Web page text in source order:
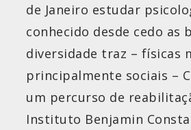
de Janeiro estudar
conhecido desde cedo as
diversidade traz – físicas
principalmente sociais –
um percurso de
Instituto Benjamin